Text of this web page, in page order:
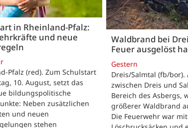
in Rheinland-Pfalz:
und neue
Pfalz (red). Zum Schulstart
10. August, setzt das
bildungspolitische
Neben zusätzlichen
und neuen
stehen
Waldbrand bei
Feuer ausgelöst
Gestern
Dreis/Salmtal (fb/bor).
zwischen Dreis und
Bereich des Asbergs,
größerer Waldbrand
Die Feuerwehr war mit